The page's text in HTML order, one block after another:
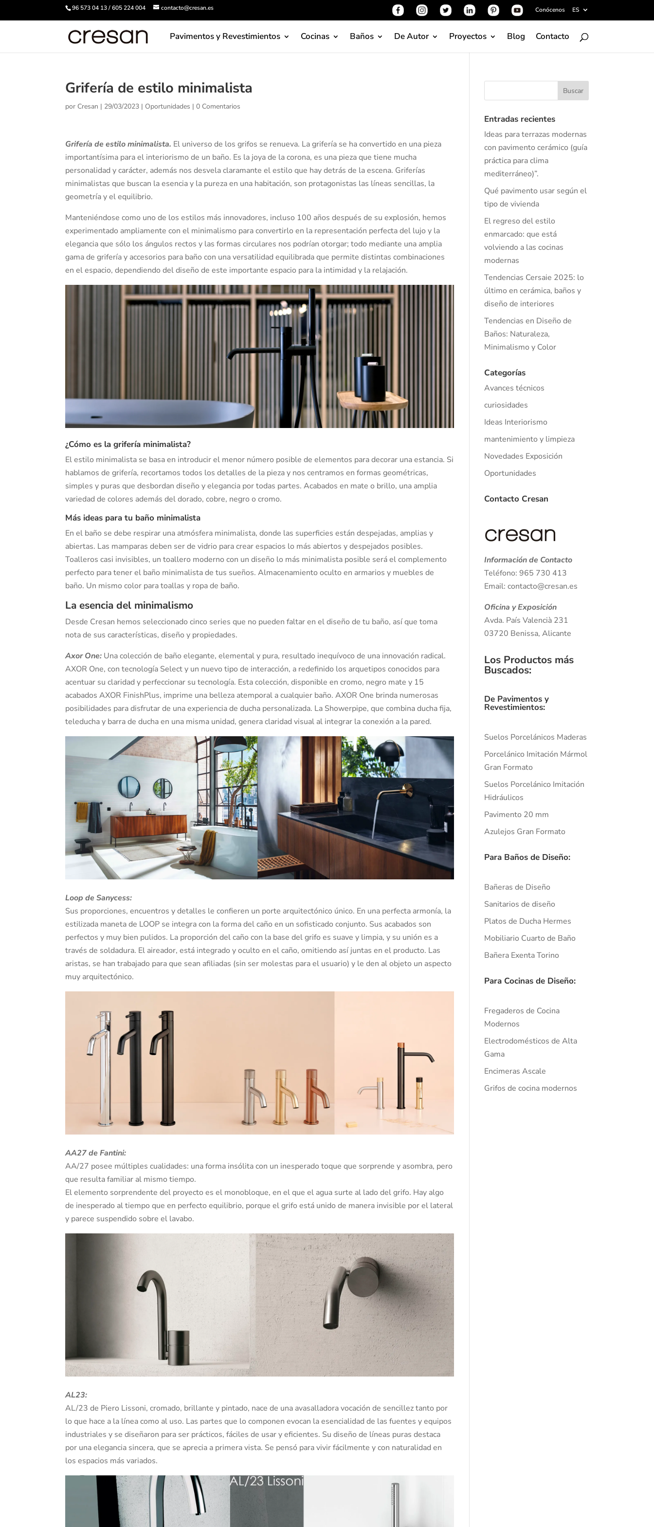
96 573 04 13 / 605 224 004 contacto@cresan.es Conócenos ES
Pavimentos y Revestimientos Cocinas Baños De Autor Proyectos Blog Contacto
Grifería de estilo minimalista
por Cresan | 29/03/2023 | Oportunidades |0 Comentarios
Grifería de estilo minimalista. El universo de los grifos se renueva. La grifería se ha convertido en una pieza
importantísima para el interiorismo de un baño. Es la joya de la corona, es una pieza que tiene mucha
personalidad y carácter, además nos desvela claramante el estilo que hay detrás de la escena. Griferías
minimalistas que buscan la esencia y la pureza en una habitación, son protagonistas las líneas sencillas, la
geometría y el equilibrio.
Manteniéndose como uno de los estilos más innovadores, incluso 100 años después de su explosión, hemos
experimentado ampliamente con el minimalismo para convertirlo en la representación perfecta del lujo y la
elegancia que sólo los ángulos rectos y las formas circulares nos podrían otorgar; todo mediante una amplia
gama de grifería y accesorios para baño con una versatilidad equilibrada que permite distintas combinaciones
en el espacio, dependiendo del diseño de este importante espacio para la intimidad y la relajación.
¿Cómo es la grifería minimalista?
El estilo minimalista se basa en introducir el menor número posible de elementos para decorar una estancia. Si
hablamos de grifería, recortamos todos los detalles de la pieza y nos centramos en formas geométricas,
simples y puras que desbordan diseño y elegancia por todas partes. Acabados en mate o brillo, una amplia
variedad de colores además del dorado, cobre, negro o cromo.
Más ideas para tu baño minimalista
En el baño se debe respirar una atmósfera minimalista, donde las superficies están despejadas, amplias y
abiertas. Las mamparas deben ser de vidrio para crear espacios lo más abiertos y despejados posibles.
Toalleros casi invisibles, un toallero moderno con un diseño lo más minimalista posible será el complemento
perfecto para tener el baño minimalista de tus sueños. Almacenamiento oculto en armarios y muebles de
baño. Un mismo color para toallas y ropa de baño.
La esencia del minimalismo
Desde Cresan hemos seleccionado cinco series que no pueden faltar en el diseño de tu baño, así que toma
nota de sus características, diseño y propiedades.
Axor One: Una colección de baño elegante, elemental y pura, resultado inequívoco de una innovación radical.
AXOR One, con tecnología Select y un nuevo tipo de interacción, a redefinido los arquetipos conocidos para
acentuar su claridad y perfeccionar su tecnología. Esta colección, disponible en cromo, negro mate y 15
acabados AXOR FinishPlus, imprime una belleza atemporal a cualquier baño. AXOR One brinda numerosas
posibilidades para disfrutar de una experiencia de ducha personalizada. La Showerpipe, que combina ducha fija,
teleducha y barra de ducha en una misma unidad, genera claridad visual al integrar la conexión a la pared.
Loop de Sanycess:
Sus proporciones, encuentros y detalles le confieren un porte arquitectónico único. En una perfecta armonía, la
estilizada maneta de LOOP se integra con la forma del caño en un sofisticado conjunto. Sus acabados son
perfectos y muy bien pulidos. La proporción del caño con la base del grifo es suave y limpia, y su unión es a
través de soldadura. El aireador, está integrado y oculto en el caño, omitiendo así juntas en el producto. Las
aristas, se han trabajado para que sean afiliadas (sin ser molestas para el usuario) y le den al objeto un aspecto
muy arquitectónico.
AA27 de Fantini:
AA/27 posee múltiples cualidades: una forma insólita con un inesperado toque que sorprende y asombra, pero
que resulta familiar al mismo tiempo.
El elemento sorprendente del proyecto es el monobloque, en el que el agua surte al lado del grifo. Hay algo
de inesperado al tiempo que en perfecto equilibrio, porque el grifo está unido de manera invisible por el lateral
y parece suspendido sobre el lavabo.
AL23:
AL/23 de Piero Lissoni, cromado, brillante y pintado, nace de una avasalladora vocación de sencillez tanto por
lo que hace a la línea como al uso. Las partes que lo componen evocan la esencialidad de las fuentes y equipos
industriales y se diseñaron para ser prácticos, fáciles de usar y eficientes. Su diseño de líneas puras destaca
por una elegancia sincera, que se aprecia a primera vista. Se pensó para vivir fácilmente y con naturalidad en
los espacios más variados.
Entradas recientes
Ideas para terrazas modernas
con pavimento cerámico (guía
práctica para clima
mediterráneo)”.
Qué pavimento usar según el
tipo de vivienda
El regreso del estilo
enmarcado: que está
volviendo a las cocinas
modernas
Tendencias Cersaie 2025: lo
último en cerámica, baños y
diseño de interiores
Tendencias en Diseño de
Baños: Naturaleza,
Minimalismo y Color
Categorías
Avances técnicos
curiosidades
Ideas Interiorismo
mantenimiento y limpieza
Novedades Exposición
Oportunidades
Contacto Cresan
Información de Contacto
Teléfono: 965 730 413
Email: contacto@cresan.es
Oficina y Exposición
Avda. País Valencià 231
03720 Benissa, Alicante
Los Productos más
Buscados:
De Pavimentos y
Revestimientos:
Suelos Porcelánicos Maderas
Porcelánico Imitación Mármol
Gran Formato
Suelos Porcelánico Imitación
Hidráulicos
Pavimento 20 mm
Azulejos Gran Formato
Para Baños de Diseño:
Bañeras de Diseño
Sanitarios de diseño
Platos de Ducha Hermes
Mobiliario Cuarto de Baño
Bañera Exenta Torino
Para Cocinas de Diseño:
Fregaderos de Cocina
Modernos
Electrodomésticos de Alta
Gama
Encimeras Ascale
Grifos de cocina modernos